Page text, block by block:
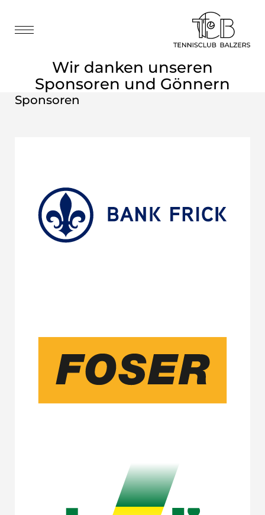
Wir danken unseren
Sponsoren und Gönnern
Sponsoren